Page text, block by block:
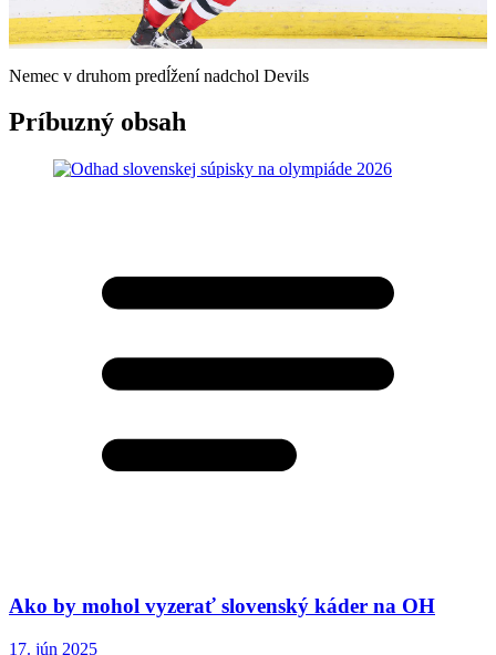
Video
Nemec v druhom predĺžení nadchol Devils
Príbuzný obsah
Ako by mohol vyzerať slovenský káder na OH
17. jún 2025